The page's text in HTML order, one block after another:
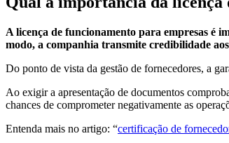
A licença de funcionamento para empresas é
modo, a companhia transmite credibilidade
Do ponto de vista da gestão de fornecedores, a
Ao exigir a apresentação de documentos
chances de comprometer negativamente as
Entenda mais no artigo: “certificação de